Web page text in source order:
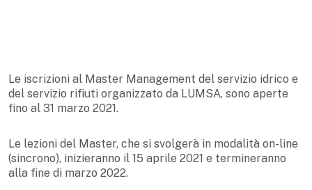
Le iscrizioni al Master Management del servizio idrico e
del servizio rifiuti organizzato da LUMSA, sono aperte
fino al 31 marzo 2021.
Le lezioni del Master, che si svolgerà in modalità on-line
(sincrono), inizieranno il 15 aprile 2021 e termineranno
alla fine di marzo 2022.